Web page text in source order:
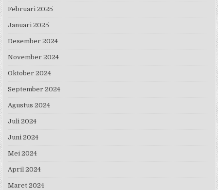
Februari 2025
Januari 2025
Desember 2024
November 2024
Oktober 2024
September 2024
Agustus 2024
Juli 2024
Juni 2024
Mei 2024
April 2024
Maret 2024